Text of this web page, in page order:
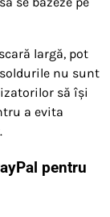
largă, pot
nu sunt
să își
a evita
pentru